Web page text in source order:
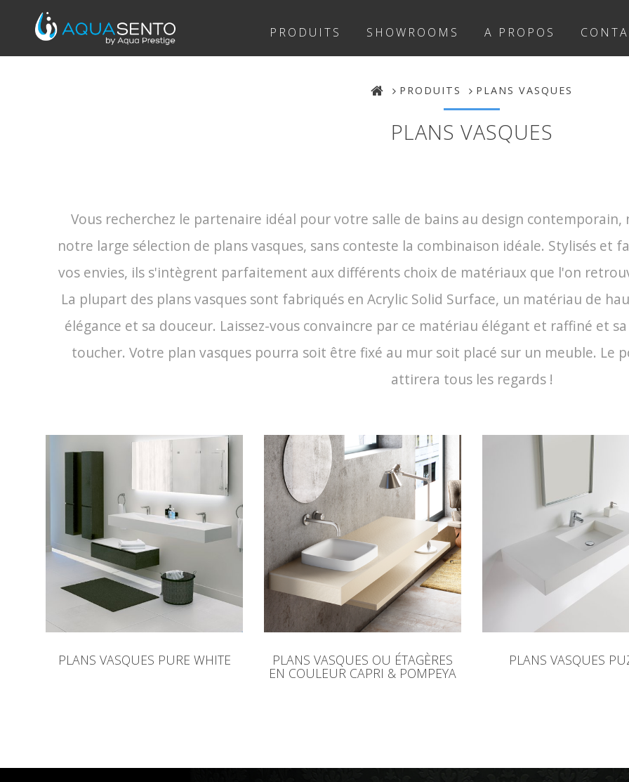
PRODUITS SHOWROOMS A PROPOS
PRODUITS PLANS VASQUES
PLANS VASQUES
Vous recherchez le partenaire idéal pour votre salle de bains au design
notre large sélection de plans vasques, sans conteste la combinaison idéale. Stylisés et
vos envies, ils s'intègrent parfaitement aux différents choix de matériaux que l'on
La plupart des plans vasques sont fabriqués en Acrylic Solid Surface, un matériau de
élégance et sa douceur. Laissez-vous convaincre par ce matériau élégant et raffiné et
toucher. Votre plan vasques pourra soit être fixé au mur soit placé sur un meuble. Le
attirera tous les regards !
PLANS VASQUES PURE WHITE PLANS VASQUES OU ÉTAGÈRES
EN COULEUR CAPRI & POMPEYA
PLANS VASQUES